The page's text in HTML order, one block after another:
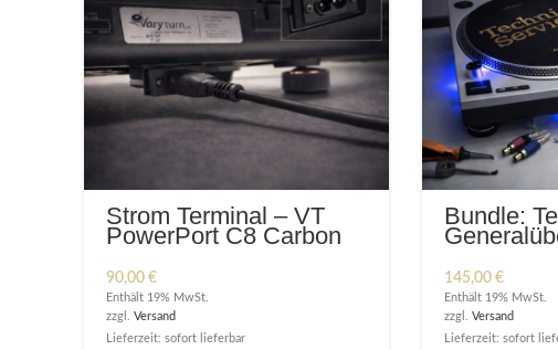
Strom Terminal – VT
PowerPort C8 Carbon
90,00 €
Enthält 19% MwSt.
zzgl. Versand
Lieferzeit: sofort lieferbar
Bundle:
145,00 €
Enthält 19% MwSt.
zzgl. Versand
Lieferzeit: sofort